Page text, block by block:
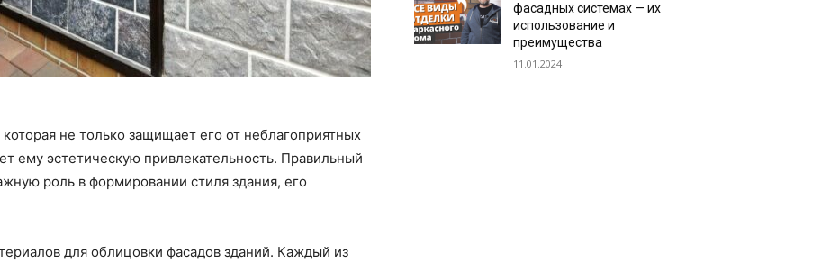
не только защищает его от неблагоприятных
ему эстетическую привлекательность. Правильный
роль в формировании стиля здания, его
для облицовки фасадов зданий. Каждый из
фасадных системах — их
использование и
преимущества
11.01.2024